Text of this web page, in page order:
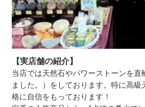
【実店舗の紹介】
当店では天然石やパワーストーンを
ました。）をしております。特に高
格に自信をもっております！